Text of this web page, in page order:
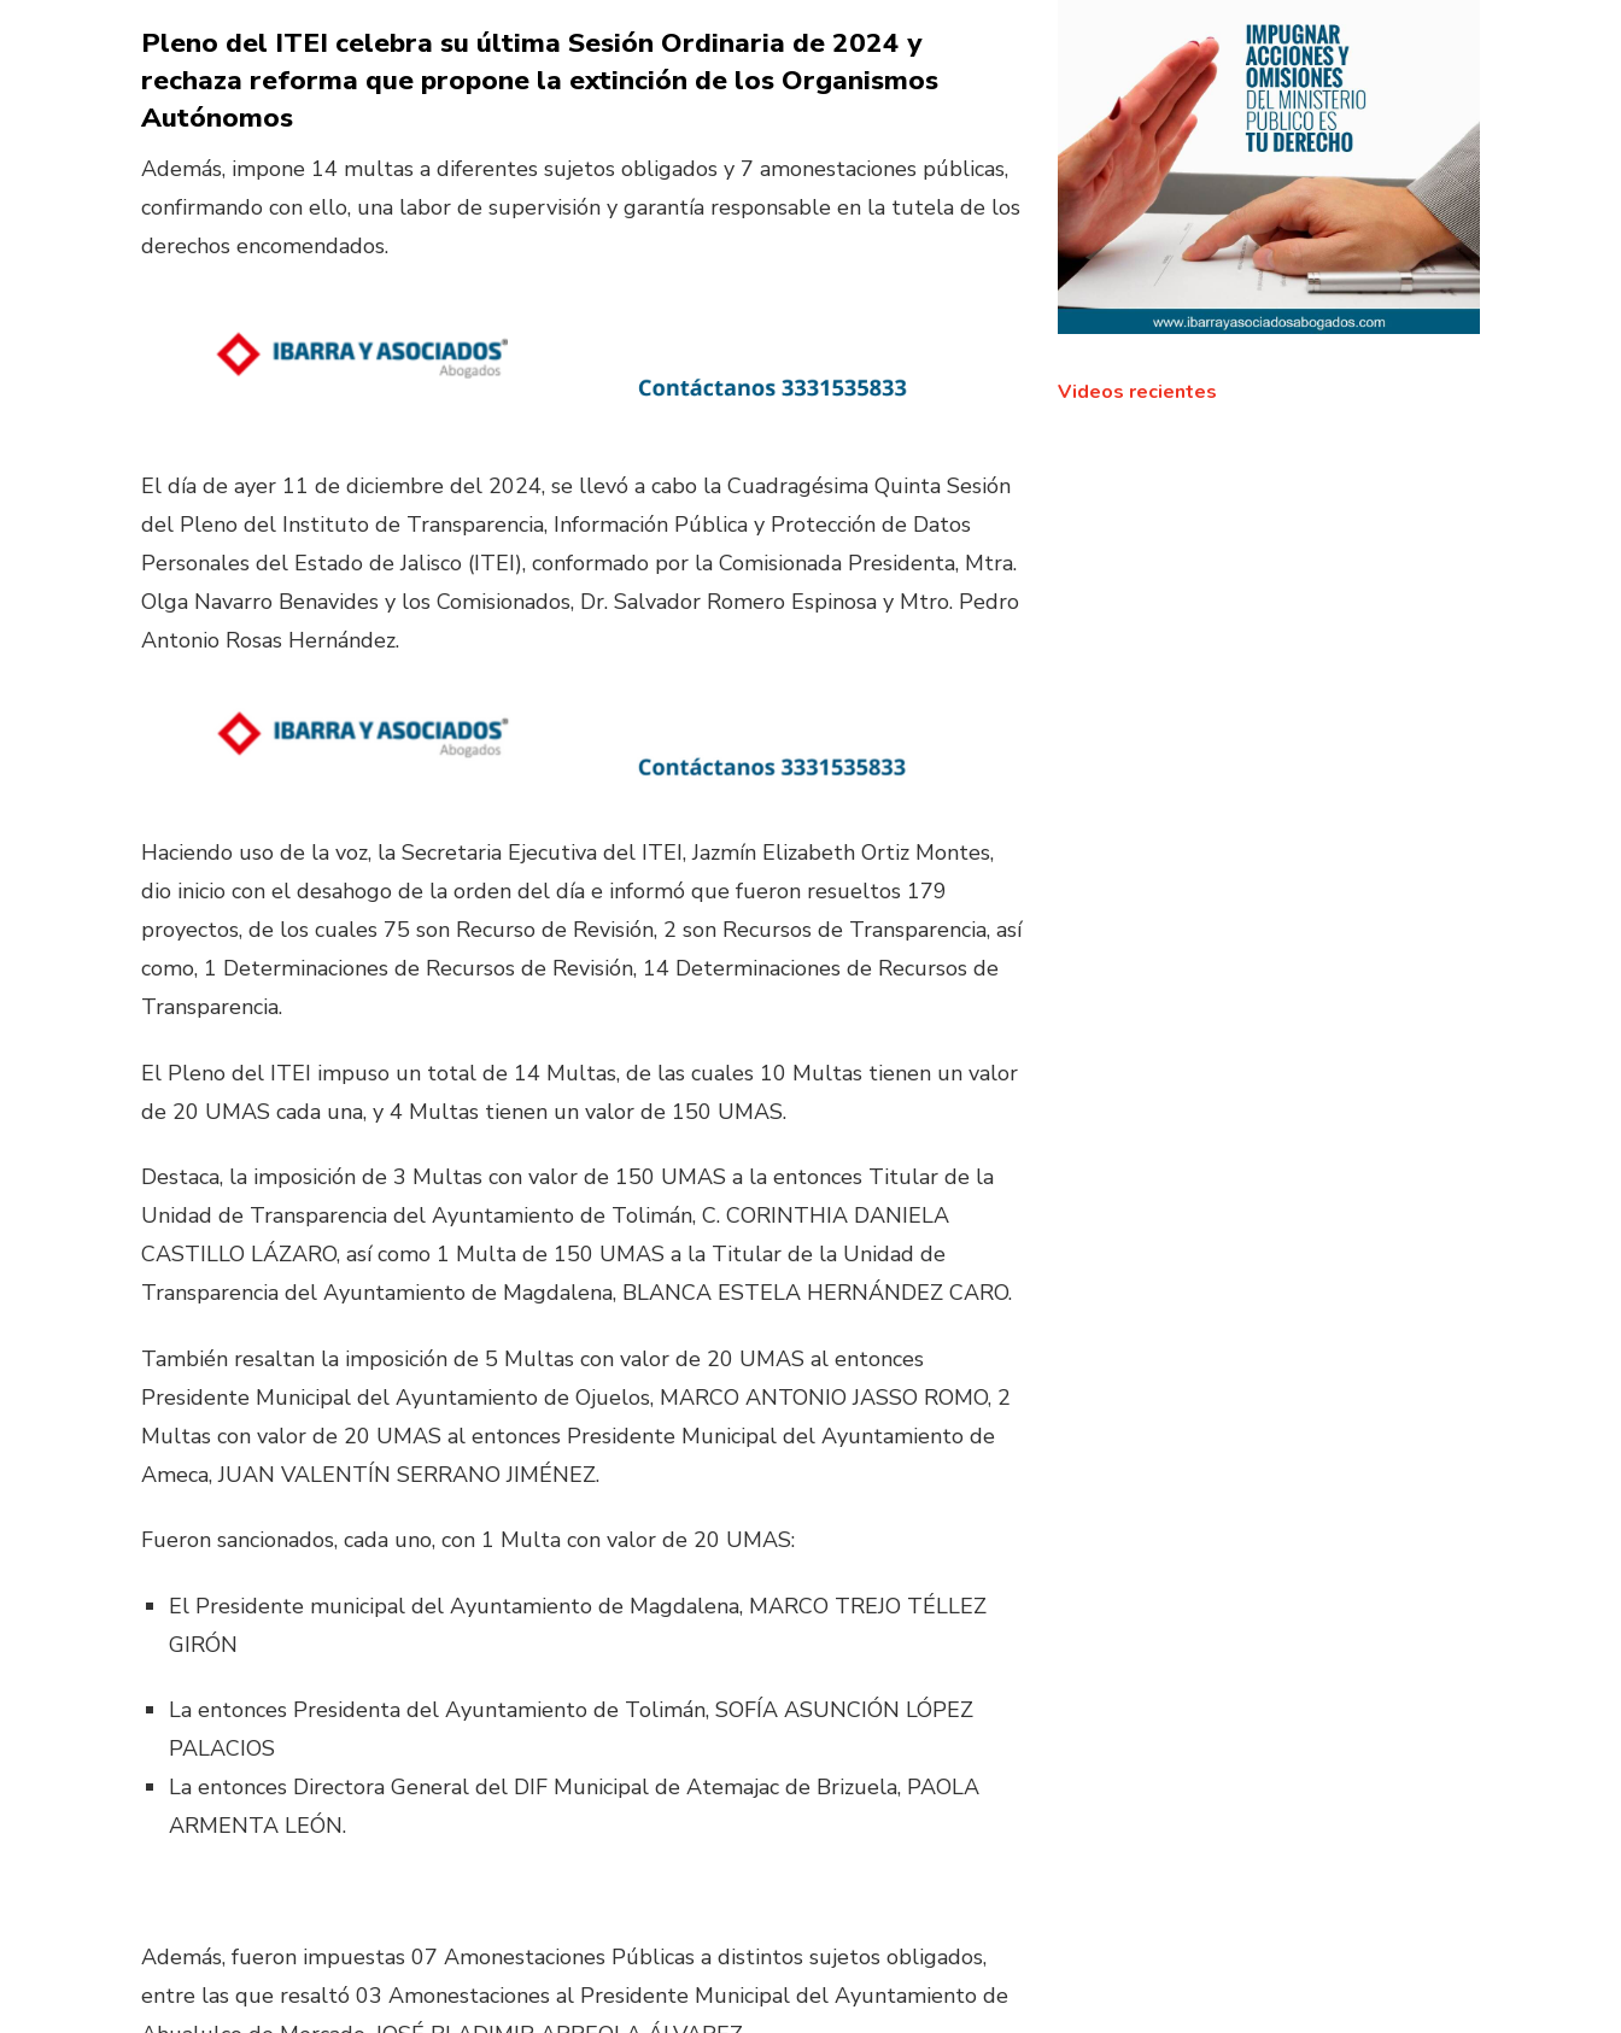
Pleno del ITEI celebra su última Sesión Ordinaria de 2024 y
rechaza reforma que propone la extinción de los Organismos
Autónomos
Además, impone 14 multas a diferentes sujetos obligados y 7 amonestaciones públicas,
confirmando con ello, una labor de supervisión y garantía responsable en la tutela de los
derechos encomendados.
El día de ayer 11 de diciembre del 2024, se llevó a cabo la Cuadragésima Quinta Sesión
del Pleno del Instituto de Transparencia, Información Pública y Protección de Datos
Personales del Estado de Jalisco (ITEI), conformado por la Comisionada Presidenta, Mtra.
Olga Navarro Benavides y los Comisionados, Dr. Salvador Romero Espinosa y Mtro. Pedro
Antonio Rosas Hernández.
Haciendo uso de la voz, la Secretaria Ejecutiva del ITEI, Jazmín Elizabeth Ortiz Montes,
dio inicio con el desahogo de la orden del día e informó que fueron resueltos 179
proyectos, de los cuales 75 son Recurso de Revisión, 2 son Recursos de Transparencia, así
como, 1 Determinaciones de Recursos de Revisión, 14 Determinaciones de Recursos de
Transparencia.
El Pleno del ITEI impuso un total de 14 Multas, de las cuales 10 Multas tienen un valor
de 20 UMAS cada una, y 4 Multas tienen un valor de 150 UMAS.
Destaca, la imposición de 3 Multas con valor de 150 UMAS a la entonces Titular de la
Unidad de Transparencia del Ayuntamiento de Tolimán, C. CORINTHIA DANIELA
CASTILLO LÁZARO, así como 1 Multa de 150 UMAS a la Titular de la Unidad de
Transparencia del Ayuntamiento de Magdalena, BLANCA ESTELA HERNÁNDEZ CARO.
También resaltan la imposición de 5 Multas con valor de 20 UMAS al entonces
Presidente Municipal del Ayuntamiento de Ojuelos, MARCO ANTONIO JASSO ROMO, 2
Multas con valor de 20 UMAS al entonces Presidente Municipal del Ayuntamiento de
Ameca, JUAN VALENTÍN SERRANO JIMÉNEZ.
Fueron sancionados, cada uno, con 1 Multa con valor de 20 UMAS:
El Presidente municipal del Ayuntamiento de Magdalena, MARCO TREJO TÉLLEZ
GIRÓN
La entonces Presidenta del Ayuntamiento de Tolimán, SOFÍA ASUNCIÓN LÓPEZ
PALACIOS
La entonces Directora General del DIF Municipal de Atemajac de Brizuela, PAOLA
ARMENTA LEÓN.
Además, fueron impuestas 07 Amonestaciones Públicas a distintos sujetos obligados,
entre las que resaltó 03 Amonestaciones al Presidente Municipal del Ayuntamiento de
Videos recientes